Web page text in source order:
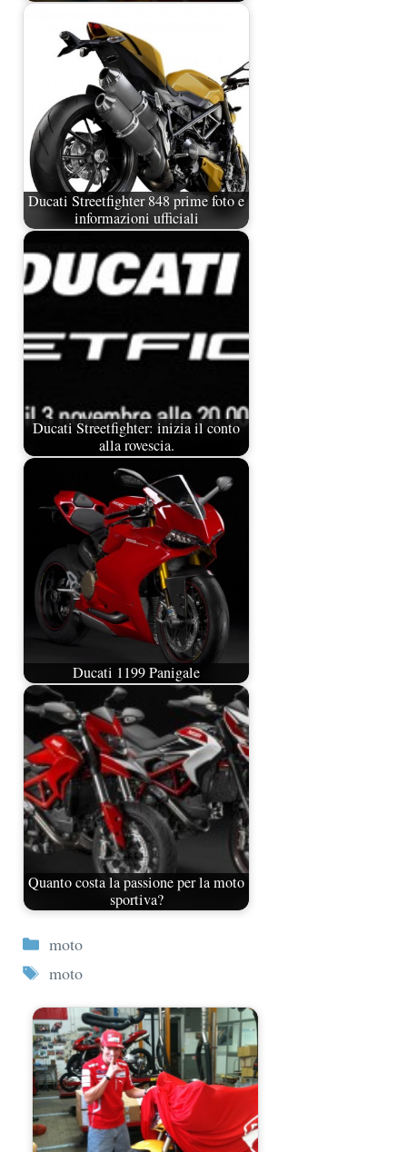
Ducati Streetfighter 848 prime foto e
informazioni ufficiali
Ducati Streetfighter: inizia il conto
alla rovescia.
Ducati 1199 Panigale
Quanto costa la passione per la moto
sportiva?
Categorie
moto
Tag
moto